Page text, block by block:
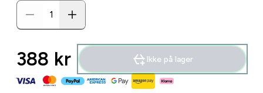
388 kr‎ Ikke på lager